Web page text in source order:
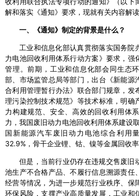
解和落实《通知》要求，现就有关内容解读
一、《通知》制定的背景是什么？
工业和信息化部认真贯彻落实国务院
力电池回收利用体系行动方案》要求，强
管理。前期，工业和信息化部会同生态
部、市场监管总局等部门，出台《新能源
合利用管理暂行办法》联合部门规章，发
理污染控制技术规范》等技术标准，明确
力构建规范、安全、高效的回收利用体
力，我国废旧动力电池回收利用体系建设
国新能源汽车废旧动力电池综合利用
32.9%，骨干企业锂、钴、镍等金属回收率
但是，当前行业仍存在违规交售废旧
池生产不合格产品、不履行信息溯源责任
经营等情况，为进一步规范行业秩序、保
环保风险，支撑产业高质量发展，工业和